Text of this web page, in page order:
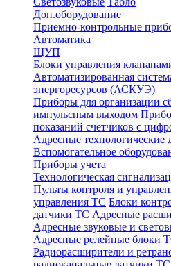
Доп.оборудование
Приемно-контрольные
Автоматика
ЩУП
Блоки управления
Автоматизированная
энергоресурсов (АСКУЭ)
Приборы для организации
импульсным выходом
показаний счетчиков с
Адресные технологические
Вспомогательное
Приборы учета
Технологическая
Пульты контроля и
управления ТС Блоки
датчики ТС Адресные
Адресные звуковые и
Адресные релейные блоки
Радиорасширители и